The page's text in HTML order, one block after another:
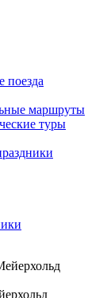
поезда
маршруты
туры